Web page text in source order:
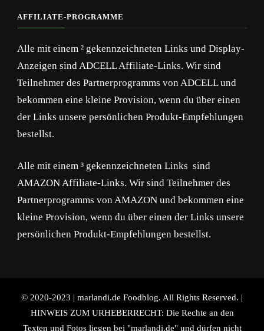
AFFILIATE-PROGRAMME
Alle mit einem ² gekennzeichneten Links und Display-
Anzeigen sind ADCELL Affiliate-Links. Wir sind
Teilnehmer des Partnerprogramms von ADCELL und
bekommen eine kleine Provision, wenn du über einen
der Links unsere persönlichen Produkt-Empfehlungen
bestellst.
Alle mit einem ³ gekennzeichneten Links sind
AMAZON Affiliate-Links. Wir sind Teilnehmer des
Partnerprogramms von AMAZON und bekommen eine
kleine Provision, wenn du über einen der Links unsere
persönlichen Produkt-Empfehlungen bestellst.
© 2020-2023 | marlandi.de Foodblog. All Rights Reserved. |
HINWEIS ZUM URHEBERRECHT: Die Rechte an den
Texten und Fotos liegen bei "marlandi.de" und dürfen nicht